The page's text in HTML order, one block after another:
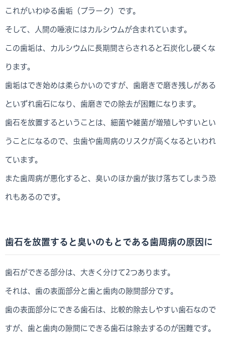
これがいわゆる歯垢（プラーク）です。
そして、人間の唾液にはカルシウムが含まれています。
この歯垢は、カルシウムに長期間さらされると石炭化し硬くな
ります。
歯垢はでき始めは柔らかいのですが、歯磨きで磨き残しがある
といずれ歯石になり、歯磨きでの除去が困難になります。
歯石を放置するということは、細菌や雑菌が増殖しやすいとい
うことになるので、虫歯や歯周病のリスクが高くなるといわれ
ています。
また歯周病が悪化すると、臭いのほか歯が抜け落ちてしまう恐
れもあるのです。
歯石を放置すると臭いのもとである歯周病の原因に
歯石ができる部分は、大きく分けて2つあります。
それは、歯の表面部分と歯と歯肉の隙間部分です。
歯の表面部分にできる歯石は、比較的除去しやすい歯石なので
すが、歯と歯肉の隙間にできる歯石は除去するのが困難です。